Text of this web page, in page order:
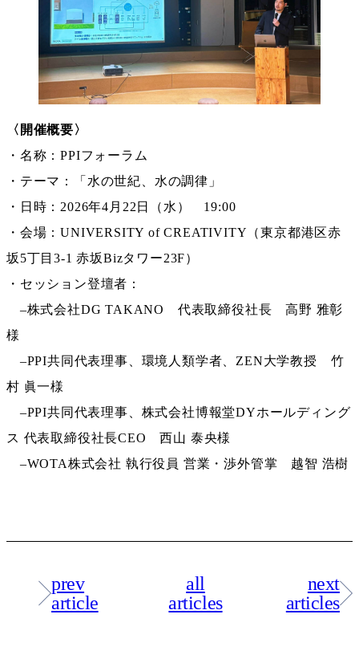
〈開催概要〉
・名称：PPIフォーラム
・テーマ：「水の世紀、水の調律」
・日時：2026年4月22日（水） 19:00
・会場：UNIVERSITY of CREATIVITY（東京都港区赤
坂5丁目3-1 赤坂Bizタワー23F）
・セッション登壇者：
–株式会社DG TAKANO 代表取締役社長 高野 雅彰
様
–PPI共同代表理事、環境人類学者、ZEN大学教授 竹
村 眞一様
–PPI共同代表理事、株式会社博報堂DYホールディング
ス 代表取締役社長CEO 西山 泰央様
–WOTA株式会社 執行役員 営業・渉外管掌 越智 浩樹
prev
article
all
articles
next
articles